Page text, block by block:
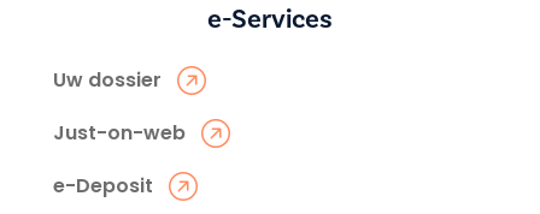
e-Services
Uw dossier
Just-on-web
e-Deposit